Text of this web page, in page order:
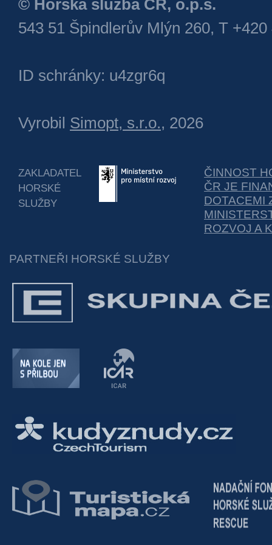
© Horská služba ČR, o.p.s.
543 51 Špindlerův Mlýn 260, T +420
ID schránky: u4zgr6q
Vyrobil Simopt, s.r.o., 2026
ZAKLADATEL
HORSKÉ
SLUŽBY
ČINNOST
ČR JE
DOTACEMI
ROZVOJ A
PARTNEŘI HORSKÉ SLUŽBY